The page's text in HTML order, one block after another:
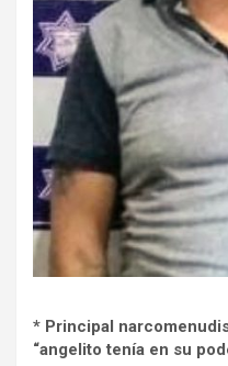
* Principal
“angelito tenía en su